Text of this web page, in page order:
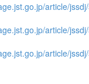
article/
article/
article/